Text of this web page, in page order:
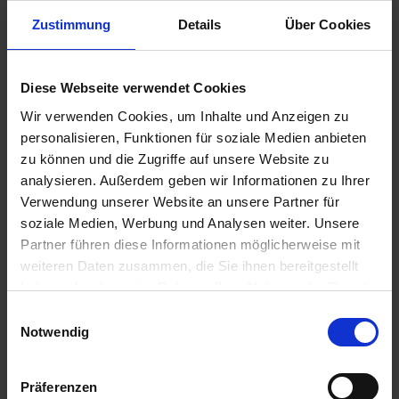
Zustimmung Details Über Cookies
Diese Webseite verwendet Cookies
Wir verwenden Cookies, um Inhalte und Anzeigen zu
personalisieren, Funktionen für soziale Medien anbieten
zu können und die Zugriffe auf unsere Website zu
analysieren. Außerdem geben wir Informationen zu Ihrer
Verwendung unserer Website an unsere Partner für
soziale Medien, Werbung und Analysen weiter. Unsere
Partner führen diese Informationen möglicherweise mit
weiteren Daten zusammen, die Sie ihnen bereitgestellt
haben oder die sie im Rahmen Ihrer Nutzung der Dienste
Notwendig
Präferenzen
31,05 € / St
IN DEN
WARENKORB
25,99 € / St
IN DEN
WARENKORB
Anmelden für Ihren persönlichen Preis
36,90 €